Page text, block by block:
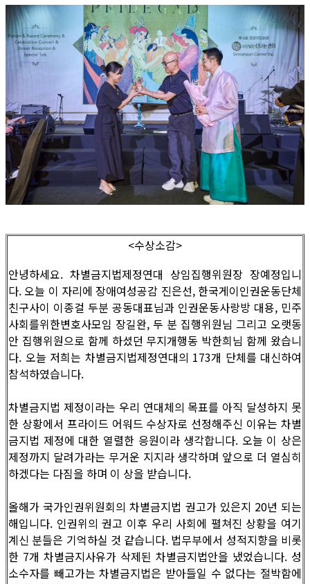
<수상소감>
안녕하세요. 차별금지법제정연대 상임집행위원장 장예정입니
다. 오늘 이 자리에 장애여성공감 진은선, 한국게이인권운동단체
친구사이 이종걸 두분 공동대표님과 인권운동사랑방 대용, 민주
사회를위한변호사모임 장길완, 두 분 집행위원님 그리고 오랫동
안 집행위원으로 함께 하셨던 무지개행동 박한희님 함께 왔습니
다. 오늘 저희는 차별금지법제정연대의 173개 단체를 대신하여
참석하였습니다.
차별금지법 제정이라는 우리 연대체의 목표를 아직 달성하지 못
한 상황에서 프라이드 어워드 수상자로 선정해주신 이유는 차별
금지법 제정에 대한 열렬한 응원이라 생각합니다. 오늘 이 상은
제정까지 달려가라는 무거운 지지라 생각하며 앞으로 더 열심히
하겠다는 다짐을 하며 이 상을 받습니다.
올해가 국가인권위원회의 차별금지법 권고가 있은지 20년 되는
해입니다. 인권위의 권고 이후 우리 사회에 펼쳐진 상황을 여기
계신 분들은 기억하실 것 같습니다. 법무부에서 성적지향을 비롯
한 7개 차별금지사유가 삭제된 차별금지법안을 냈었습니다. 성
소수자를 빼고가는 차별금지법은 받아들일 수 없다는 절박함에